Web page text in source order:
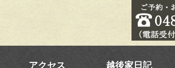
アクセス 越後家日記